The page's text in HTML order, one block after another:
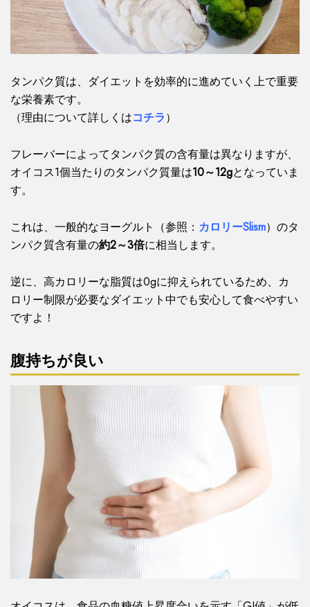
タンパク質は、ダイエットを効率的に進めていく上で重要
な栄養素です。
（理由について詳しくはコチラ）
フレーバーによってタンパク質の含有量は異なりますが、
オイコス1個当たりのタンパク質量は10～12gとなっていま
す。
これは、一般的なヨーグルト（参照： カロリーSlism）のタ
ンパク質含有量の約2～3倍に相当します。
逆に、高カロリーな脂質は0gに抑えられているため、カ
ロリー制限が必要なダイエット中でも安心して食べやすい
ですよ！
腹持ちが良い